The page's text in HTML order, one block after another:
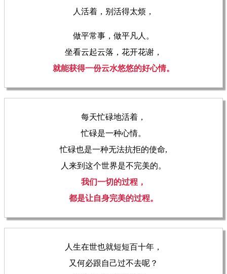
人活着，别活得太烦，
做平常事，做平凡人。
坐看云起云落，花开花谢，
就能获得一份云水悠悠的好心情。
每天忙碌地活着，
忙碌是一种心情。
忙碌也是一种无法抗拒的使命,
人来到这个世界是不完美的。
我们一切的过程，
都是让自身完美的过程。
人生在世也就短短百十年，
又何必跟自己过不去呢？